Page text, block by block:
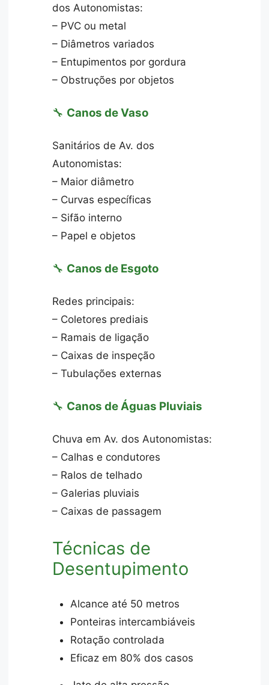
dos Autonomistas:
– PVC ou metal
– Diâmetros variados
– Entupimentos por gordura
– Obstruções por objetos
🔧 Canos de Vaso
Sanitários de Av. dos
Autonomistas:
– Maior diâmetro
– Curvas específicas
– Sifão interno
– Papel e objetos
🔧 Canos de Esgoto
Redes principais:
– Coletores prediais
– Ramais de ligação
– Caixas de inspeção
– Tubulações externas
🔧 Canos de Águas Pluviais
Chuva em Av. dos Autonomistas:
– Calhas e condutores
– Ralos de telhado
– Galerias pluviais
– Caixas de passagem
Técnicas de
Desentupimento
Alcance até 50 metros
Ponteiras intercambiáveis
Rotação controlada
Eficaz em 80% dos casos